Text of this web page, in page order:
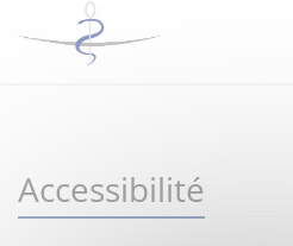
Accessibilité